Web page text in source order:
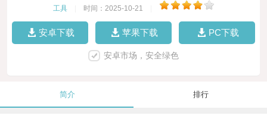
工具 时间：2025-10-21
安卓下载 苹果下载 PC下载
安卓市场，安全绿色
简介 排行